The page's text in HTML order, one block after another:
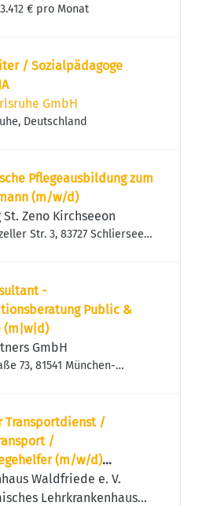
€ pro Monat
/ Sozialpädagoge
GmbH
Deutschland
Pflegeausbildung zum
(m/w/d)
Zeno Kirchseeon
Str. 3, 83727 Schliersee,
-
Public &
(m|w|d)
GmbH
73, 81541 München-
Transportdienst /
/
(m/w/d)
| Vollzeit / Teilzeit
Waldfriede e. V.
Lehrkrankenhaus